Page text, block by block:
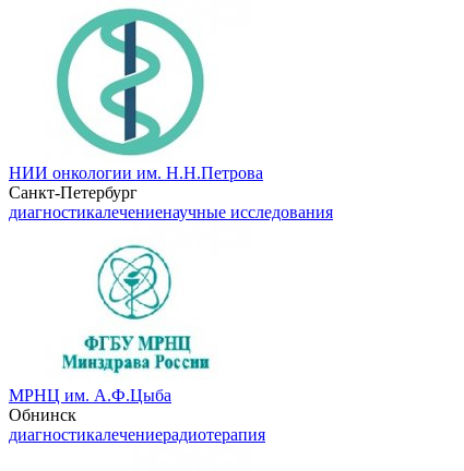
НИИ онкологии им. Н.Н.Петрова
Санкт-Петербург
диагностикалечениенаучные исследования
МРНЦ им. А.Ф.Цыба
Обнинск
диагностикалечениерадиотерапия